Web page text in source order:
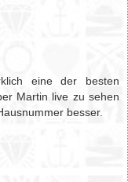
eine der besten
Martin live zu sehen
besser.